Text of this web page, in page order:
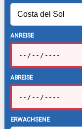
ANREISE
ABREISE
ERWACHSENE